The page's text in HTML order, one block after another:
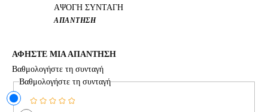
ΑΨΟΓΗ ΣΥΝΤΑΓΗ
ΑΠΆΝΤΗΣΗ
ΑΦΗΣΤΕ ΜΙΑ ΑΠΑΝΤΗΣΗ
Βαθμολογήστε τη συνταγή
Βαθμολογήστε τη συνταγή